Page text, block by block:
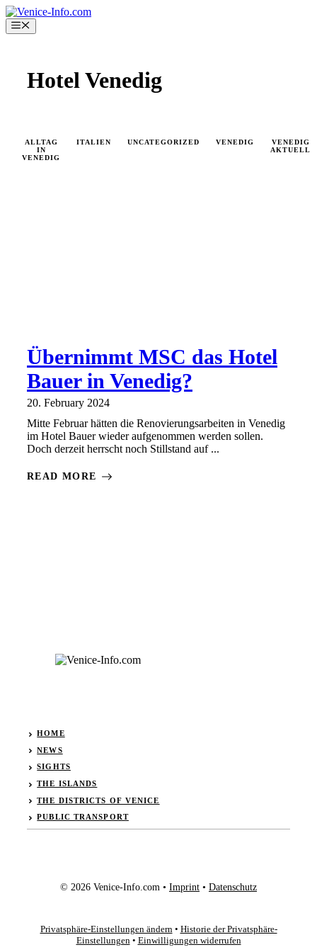
Skip
to
content
Menu
Hotel Venedig
ALLTAG
IN
VENEDIG
ITALIEN UNCATEGORIZED VENEDIG
VENEDIG
AKTUELL
Übernimmt MSC das Hotel
Bauer in Venedig?
20. February 2024
Mitte Februar hätten die Renovierungsarbeiten in Venedig
im Hotel Bauer wieder aufgenommen werden sollen.
Doch derzeit herrscht noch Stillstand auf ...
READ MORE
HOME
NEWS
SIGHTS
THE ISLANDS
THE DISTRICTS OF VENICE
PUBLIC TRANSPORT
© 2026 Venice-Info.com • Imprint • Datenschutz
Privatsphäre-Einstellungen ändern • Historie der Privatsphäre-
Einstellungen • Einwilligungen widerrufen